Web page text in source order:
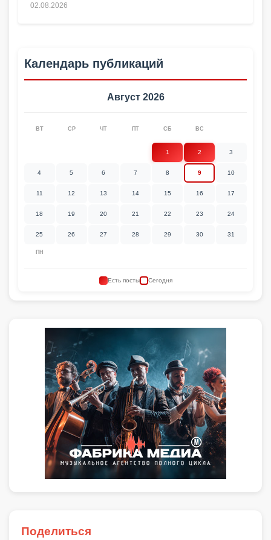
02.08.2026
Календарь публикаций
Август 2026
ПН
ВТ СР ЧТ ПТ СБ ВС
1 2 3
4 5 6 7 8 9 10
11 12 13 14 15 16 17
18 19 20 21 22 23 24
25 26 27 28 29 30 31
Есть посты Сегодня
Поделиться